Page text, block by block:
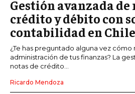
Gestión avanzada de
crédito y débito con
contabilidad en Chile
¿Te has preguntado alguna vez cómo
administración de tus finanzas? La
notas de crédito...
Ricardo Mendoza